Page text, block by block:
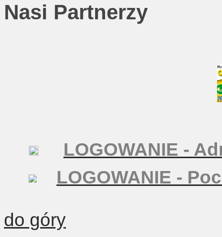
Nasi Partnerzy
LOGOWANIE -
LOGOWANIE -
do góry